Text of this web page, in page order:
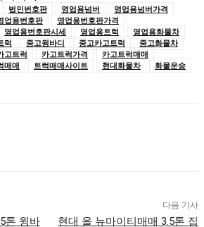
법인번호판 영업용넘버
영업용넘버가격
업용번호판
영업용번호판가격
영업용번호판시세 영업용트럭
영업용화물차
럭 중고윙바디 중고카고트럭
중고화물차
고트럭 카고트럭가격
카고트럭매매
매매 트럭매매사이트 현대화물차
화물운송
톤 윙바
다음 기사
현대 올 뉴마이티매매 3.5톤 집